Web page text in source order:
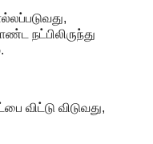
நட்பிலிருந்து
விட்டு விடுவது,